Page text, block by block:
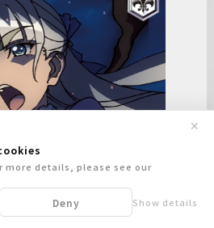
more details, please see our
Deny Show details
✕